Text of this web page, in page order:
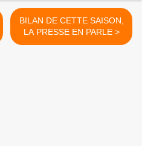
BILAN DE CETTE SAISON,
LA PRESSE EN PARLE >